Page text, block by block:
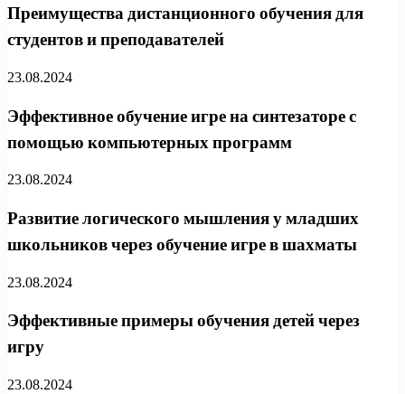
Преимущества дистанционного обучения для
студентов и преподавателей
23.08.2024
Эффективное обучение игре на синтезаторе с
помощью компьютерных программ
23.08.2024
Развитие логического мышления у младших
школьников через обучение игре в шахматы
23.08.2024
Эффективные примеры обучения детей через
игру
23.08.2024